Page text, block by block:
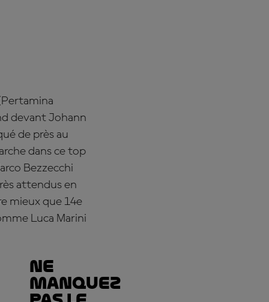
devant Johann
de près au
dans ce top
Bezzecchi
attendus en
mieux que 14e
Luca Marini
Ne
manquez